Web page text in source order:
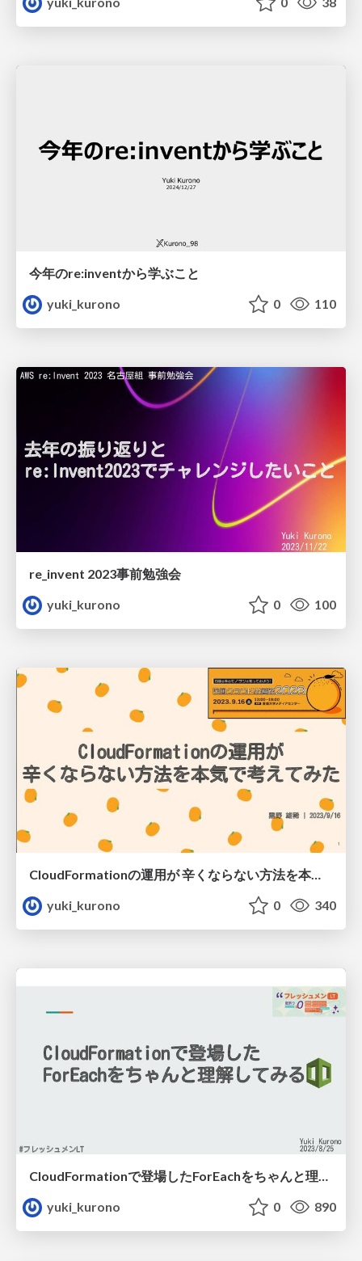
今年のre:inventから学ぶこと
yuki_kurono
0 110
re_invent 2023事前勉強会
yuki_kurono
0 100
CloudFormationの運用が 辛くならない方法を本気で考えてみた
yuki_kurono
0 340
CloudFormationで登場したForEachをちゃんと理解してみる
yuki_kurono
0 890